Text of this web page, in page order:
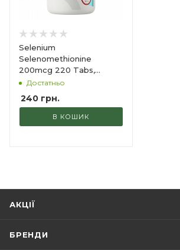
Selenium
Selenomethionine
200mcg 220 Tabs,
OstroVit
Достатньо
240 грн.
В КОШИК
АКЦІЇ
БРЕНДИ